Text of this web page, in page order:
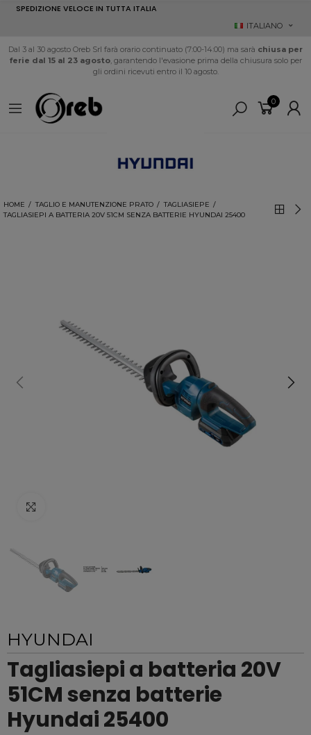
SPEDIZIONE VELOCE IN TUTTA ITALIA
ITALIANO
Dal 3 al 30 agosto Oreb Srl farà orario continuato (7:00-14:00) ma sarà chiusa per
ferie dal 15 al 23 agosto, garantendo l'evasione prima della chiusura solo per
gli ordini ricevuti entro il 10 agosto.
0
HOME TAGLIO E MANUTENZIONE PRATO
TAGLIASIEPE
TAGLIASIEPI A BATTERIA 20V 51CM SENZA BATTERIE HYUNDAI 25400
HYUNDAI
Tagliasiepi a batteria 20V
51CM senza batterie
Hyundai 25400